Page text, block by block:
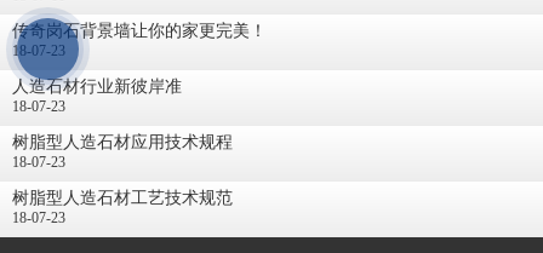
传奇岗石背景墙让你的家更完美！
18-07-23
人造石材行业新彼岸准
18-07-23
树脂型人造石材应用技术规程
18-07-23
树脂型人造石材工艺技术规范
18-07-23